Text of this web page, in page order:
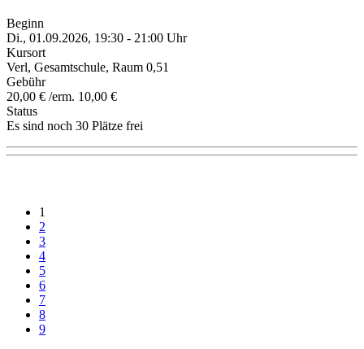
Beginn
Di., 01.09.2026, 19:30 - 21:00 Uhr
Kursort
Verl, Gesamtschule, Raum 0,51
Gebühr
20,00 € /erm. 10,00 €
Status
Es sind noch 30 Plätze frei
1
2
3
4
5
6
7
8
9